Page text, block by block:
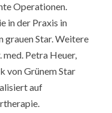
Operationen.
in der Praxis in
grauen Star. Weitere
med. Petra Heuer,
von Grünem Star
auf